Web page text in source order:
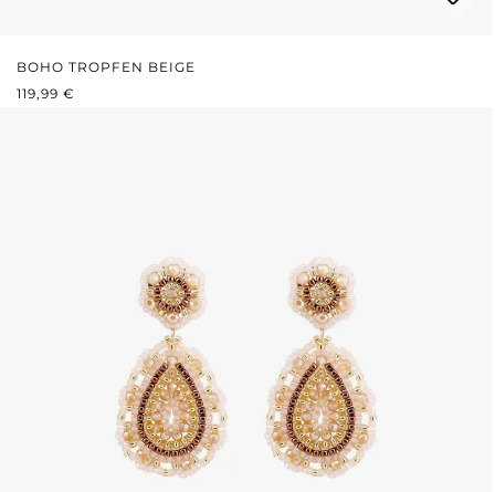
BOHO TROPFEN BEIGE
REGULÄRER PREIS:
119,99 €